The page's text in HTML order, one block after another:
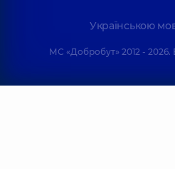
Українською
МС «Добробут» 2012 -